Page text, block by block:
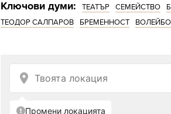
Ключови думи: ТЕАТЪР СЕМЕЙСТВО
ТЕОДОР САЛПАРОВ
БРЕМЕННОСТ